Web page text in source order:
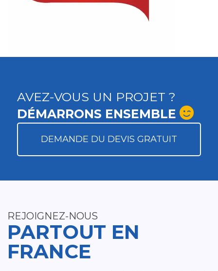
AVEZ-VOUS UN PROJET ?
DÉMARRONS ENSEMBLE
DEMANDE DU DEVIS GRATUIT
REJOIGNEZ-NOUS
PARTOUT EN
FRANCE